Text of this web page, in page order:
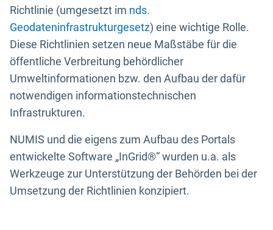
Richtlinie (umgesetzt im nds.
Geodateninfrastrukturgesetz) eine wichtige Rolle.
Diese Richtlinien setzen neue Maßstäbe für die
öffentliche Verbreitung behördlicher
Umweltinformationen bzw. den Aufbau der dafür
notwendigen informationstechnischen
Infrastrukturen.
NUMIS und die eigens zum Aufbau des Portals
entwickelte Software „InGrid®“ wurden u.a. als
Werkzeuge zur Unterstützung der Behörden bei der
Umsetzung der Richtlinien konzipiert.